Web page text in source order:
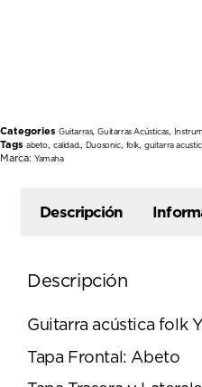
Categories Guitarras,Guitarras Acústicas,
Tags abeto, calidad., Duosonic, folk,guitarra
Marca: Yamaha
Descripción
Descripción
Guitarra acústica folk
Tapa Frontal: Abeto